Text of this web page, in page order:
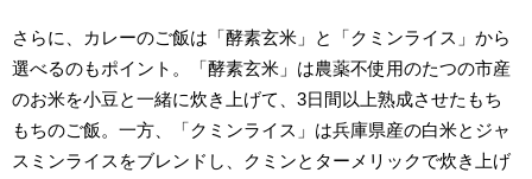
さらに、カレーのご飯は「酵素玄米」と「クミンライス」から
選べるのもポイント。「酵素玄米」は農薬不使用のたつの市産
のお米を小豆と一緒に炊き上げて、3日間以上熟成させたもち
もちのご飯。一方、「クミンライス」は兵庫県産の白米とジャ
スミンライスをブレンドし、クミンとターメリックで炊き上げ